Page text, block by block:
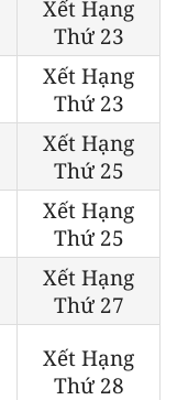
Xết Hạng
Thứ 23
Xết Hạng
Thứ 23
Xết Hạng
Thứ 25
Xết Hạng
Thứ 25
Xết Hạng
Thứ 27
Xết Hạng
Thứ 28